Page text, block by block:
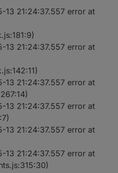
13 21:24:37.557 error at
13 21:24:37.557 error at
13 21:24:37.557 error at
13 21:24:37.557 error at
13 21:24:37.557 error at
13 21:24:37.557 error at